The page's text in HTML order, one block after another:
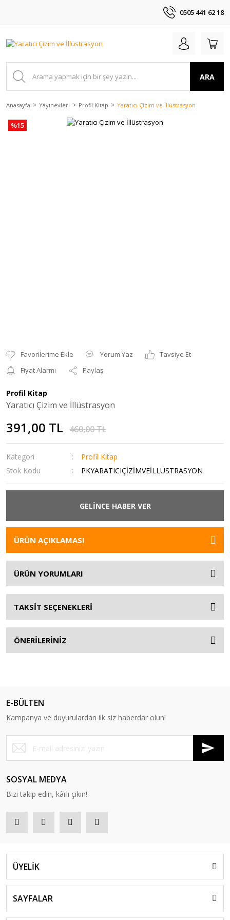
0505 441 62 18
ARA
Anasayfa Yayınevleri Profil Kitap Yaratıcı Çizim ve İllüstrasyon
%15
Yorum Yaz
Tavsiye Et
Fiyat Alarmı
Paylaş
Profil Kitap
Yaratıcı Çizim ve İllüstrasyon
391,00 TL 460,00 TL
Kategori
Profil Kitap
Stok Kodu
PKYARATICIÇİZİMVEİLLÜSTRASYON
GELİNCE HABER VER
ÜRÜN AÇIKLAMASI
ÜRÜN YORUMLARI
TAKSİT SEÇENEKLERİ
ÖNERİLERİNİZ
E-BÜLTEN
Kampanya ve duyurulardan ilk siz haberdar olun!
SOSYAL MEDYA
Bizi takip edin, kârlı çıkın!
ÜYELİK
SAYFALAR